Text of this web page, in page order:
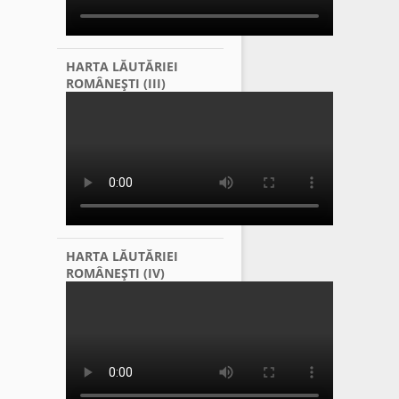
HARTA LĂUTĂRIEI
ROMÂNEŞTI (III)
HARTA LĂUTĂRIEI
ROMÂNEŞTI (IV)